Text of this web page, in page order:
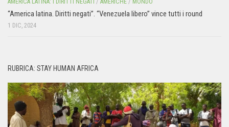
“America latina. Diritti negati”. “Venezuela libero” vince tutti i round
1 DIC, 2024
RUBRICA: STAY HUMAN AFRICA